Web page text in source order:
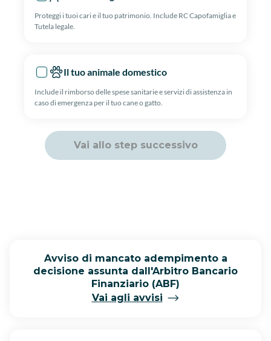
Proteggi i tuoi cari e il tuo patrimonio. Include RC Capofamiglia e
Tutela legale.
Il tuo animale domestico
Include il rimborso delle spese sanitarie e servizi di assistenza in
caso di emergenza per il tuo cane o gatto.
Vai allo step successivo
Avviso di mancato adempimento a
decisione assunta dall'Arbitro Bancario
Finanziario (ABF)
Vai agli avvisi